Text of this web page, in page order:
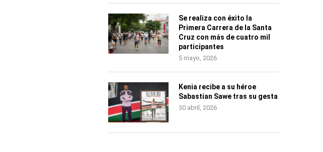
Se realiza con éxito la
Primera Carrera de la Santa
Cruz con más de cuatro mil
participantes
5 mayo, 2026
Kenia recibe a su héroe
Sabastian Sawe tras su gesta
30 abril, 2026